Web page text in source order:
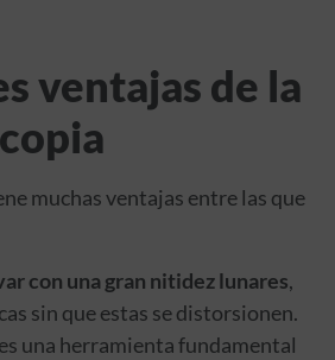
ventajas de la
muchas ventajas entre las que
con una gran nitidez lunares,
sin que estas se distorsionen.
una herramienta fundamental